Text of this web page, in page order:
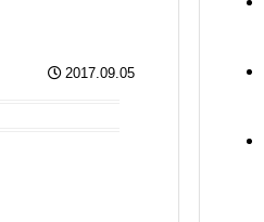
2017.09.05